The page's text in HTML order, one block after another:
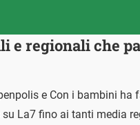
e regionali che
e Con i bambini ha
La7 fino ai tanti media